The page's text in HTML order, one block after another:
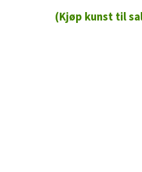
(Kjøp kunst til